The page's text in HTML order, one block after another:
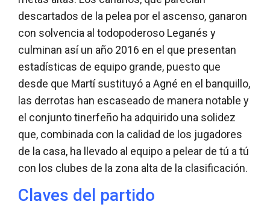
descartados de la pelea por el ascenso, ganaron
con solvencia al todopoderoso Leganés y
culminan así un año 2016 en el que presentan
estadísticas de equipo grande, puesto que
desde que Martí sustituyó a Agné en el banquillo,
las derrotas han escaseado de manera notable y
el conjunto tinerfeño ha adquirido una solidez
que, combinada con la calidad de los jugadores
de la casa, ha llevado al equipo a pelear de tú a tú
con los clubes de la zona alta de la clasificación.
Claves del partido